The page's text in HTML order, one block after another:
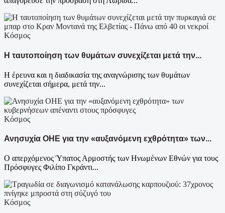
Κόσμος
Η ταυτοποίηση των θυμάτων συνεχίζεται μετά την...
Η έρευνα και η διαδικασία της αναγνώρισης των θυμάτων
συνεχίζεται σήμερα, μετά την...
Κόσμος
Ανησυχία ΟΗΕ για την «αυξανόμενη εχθρότητα» των...
Ο απερχόμενος Ύπατος Αρμοστής των Ηνωμένων Εθνών για τους
Πρόσφυγες Φιλίπο Γκράντι...
Κόσμος